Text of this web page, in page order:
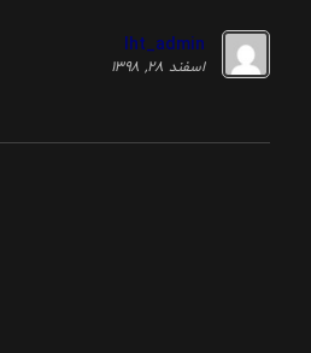
Iht_admin
اسفند ۲۸, ۱۳۹۸